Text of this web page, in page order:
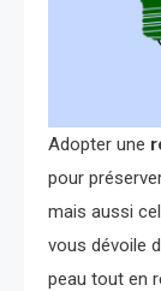
Adopter une
pour
mais aussi
vous dévoile
peau tout en